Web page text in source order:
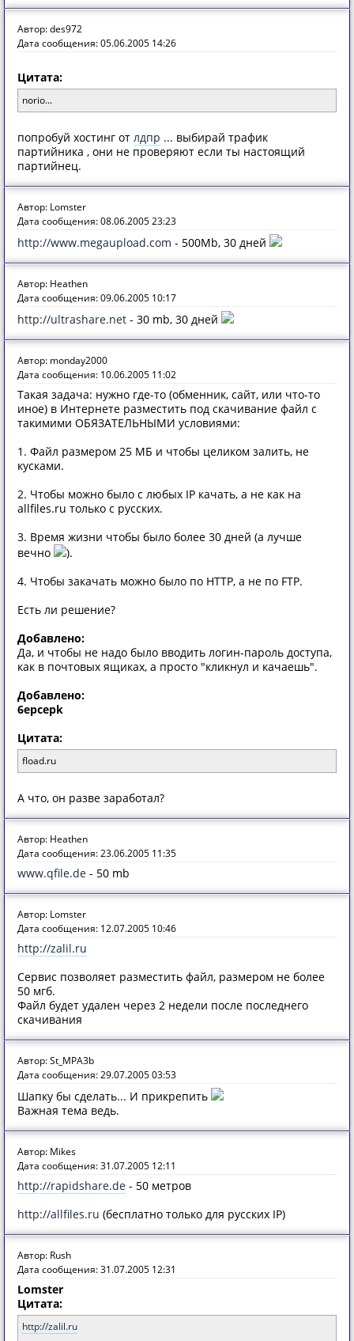
Автор: des972
Дата сообщения: 05.06.2005 14:26
Цитата:
norio...
попробуй хостинг от лдпр ... выбирай трафик
партийника , они не проверяют если ты настоящий
партийнец.
Автор: Lomster
Дата сообщения: 08.06.2005 23:23
http://www.megaupload.com - 500Mb, 30 дней
Автор: Heathen
Дата сообщения: 09.06.2005 10:17
http://ultrashare.net - 30 mb, 30 дней
Автор: monday2000
Дата сообщения: 10.06.2005 11:02
Такая задача: нужно где-то (обменник, сайт, или что-то
иное) в Интернете разместить под скачивание файл с
такимими ОБЯЗАТЕЛЬНЫМИ условиями:
1. Файл размером 25 МБ и чтобы целиком залить, не
кусками.
2. Чтобы можно было с любых IP качать, а не как на
allfiles.ru только с русских.
3. Время жизни чтобы было более 30 дней (а лучше
вечно
).
4. Чтобы закачать можно было по HTTP, а не по FTP.
Есть ли решение?
Добавлено:
Да, и чтобы не надо было вводить логин-пароль доступа,
как в почтовых ящиках, а просто "кликнул и качаешь".
Добавлено:
6epcepk
Цитата:
fload.ru
А что, он разве заработал?
Автор: Heathen
Дата сообщения: 23.06.2005 11:35
www.qfile.de - 50 mb
Автор: Lomster
Дата сообщения: 12.07.2005 10:46
http://zalil.ru
Сервис позволяет разместить файл, размером не более
50 мгб.
Файл будет удален через 2 недели после последнего
скачивания
Автор: St_MPA3b
Дата сообщения: 29.07.2005 03:53
Шапку бы сделать... И прикрепить
Важная тема ведь.
Автор: Mikes
Дата сообщения: 31.07.2005 12:11
http://rapidshare.de - 50 метров
http://allfiles.ru (бесплатно только для русских IP)
Автор: Rush
Дата сообщения: 31.07.2005 12:31
Lomster
Цитата:
http://zalil.ru